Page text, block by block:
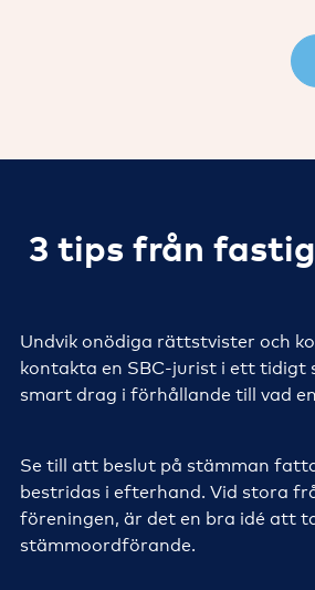
3 tips från
Undvik onödiga rättstvister och
kontakta en SBC-jurist i ett
smart drag i förhållande till vad
Se till att beslut på stämman
bestridas i efterhand. Vid stora
föreningen, är det en bra idé att
stämmoordförande.